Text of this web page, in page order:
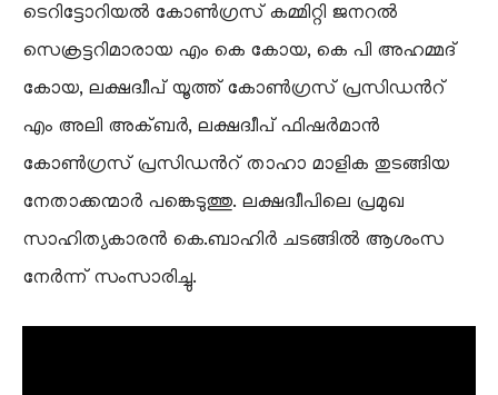
ടെറിട്ടോറിയൽ കോൺഗ്രസ് കമ്മിറ്റി ജനറൽ
സെക്രട്ടറിമാരായ എം കെ കോയ, കെ പി അഹമ്മദ്
കോയ, ലക്ഷദ്വീപ് യൂത്ത് കോൺഗ്രസ് പ്രസിഡൻറ്
എം അലി അക്ബർ, ലക്ഷദ്വീപ് ഫിഷർമാൻ
കോൺഗ്രസ് പ്രസിഡൻറ് താഹാ മാളിക തുടങ്ങിയ
നേതാക്കന്മാർ പങ്കെടുത്തു. ലക്ഷദ്വീപിലെ പ്രമുഖ
സാഹിത്യകാരൻ കെ.ബാഹിർ ചടങ്ങിൽ ആശംസ
നേർന്ന് സംസാരിച്ചു.